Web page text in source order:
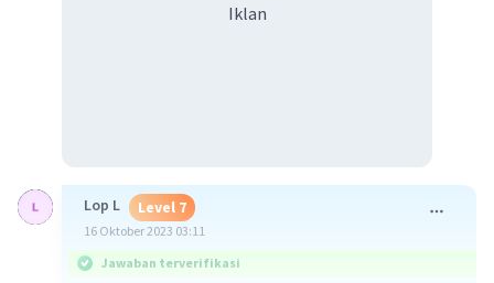
Iklan
Lop L Level 7
16 Oktober 2023 03:11
Jawaban terverifikasi